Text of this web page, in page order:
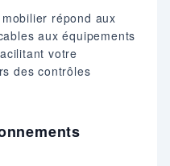
répond aux
aux équipements
votre
des contrôles